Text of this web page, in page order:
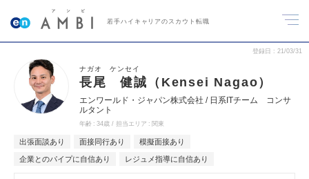
若手ハイキャリアのスカウト転職
登録日 21/03/31
ナガオ ケンセイ
長尾 健誠（Kensei Nagao）
エンワールド・ジャパン株式会社 / 日系ITチーム コンサ
ルタント
年齢 34歳 担当エリア 関東
出張面談あり 面接同行あり 模擬面接あり
企業とのパイプに自信あり レジュメ指導に自信あり